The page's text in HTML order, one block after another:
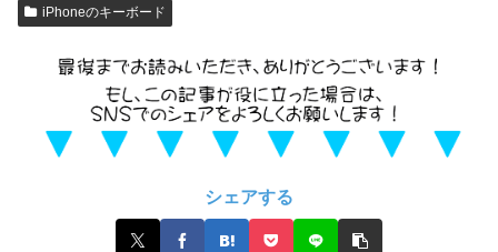
iPhoneのキーボード
シェアする